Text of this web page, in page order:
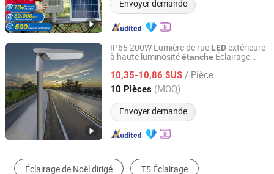
Envoyer demande
IP65 200W Lumière de rue LEDextérieure
à haute luminositéétanche Éclairage
photocellule AC100-277V Lampe de rue
10,35-10,86 $US / Pièce
10 Pièces (MOQ)
Envoyer demande
Ningbo Sunle Lighting Electric Co., Ltd.
Zhejiang, China Depuis 2014
Luminaire Solaire Lumière de Ruban LED